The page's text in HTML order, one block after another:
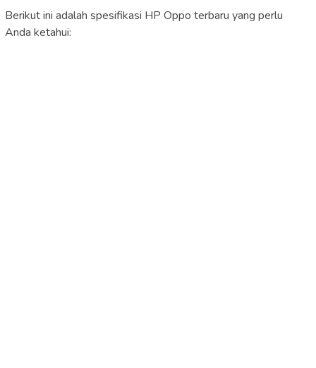
Berikut ini adalah spesifikasi HP Oppo terbaru yang perlu
Anda ketahui: